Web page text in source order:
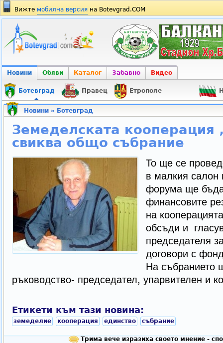
Вижте мобилна версия на Botevgrad.COM
Новини Обяви Каталог Забавно Видео
Ботевград Правец Етрополе
Новини» Ботевград
Земеделската кооперация
свиква общо събрание
То ще се
в малкия салон
форума ще
финансовите
на
обсъди и
председателя
договори с
На събранието
ръководство- председател, упарвителен и
Етикети към тази новина:
земеделие кооперация единство събрание
Трима вече изразиха своето мнение -